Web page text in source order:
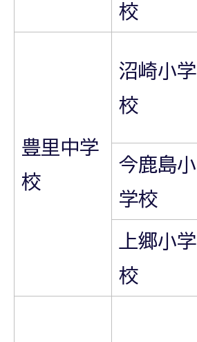
校
豊里中学
校
沼崎小学
校
今鹿島小
学校
上郷小学
校